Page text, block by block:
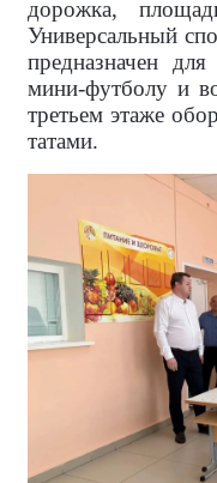
дорожка,
Универсальный
предназначен
мини-футболу и
третьем этаже
татами.